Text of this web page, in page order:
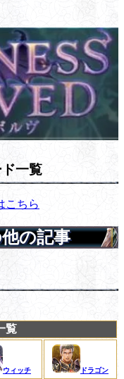
一覧
こちら
の記事
覧
ウィッチ ドラゴン